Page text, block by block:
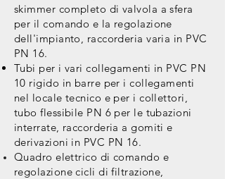
skimmer completo di valvola a sfera
per il comando e la regolazione
dell'impianto, raccorderia varia in PVC
PN 16.
Tubi per i vari collegamenti in PVC PN
10 rigido in barre per i collegamenti
nel locale tecnico e per i collettori,
tubo flessibile PN 6 per le tubazioni
interrate, raccorderia a gomiti e
derivazioni in PVC PN 16.
Quadro elettrico di comando e
regolazione cicli di filtrazione,